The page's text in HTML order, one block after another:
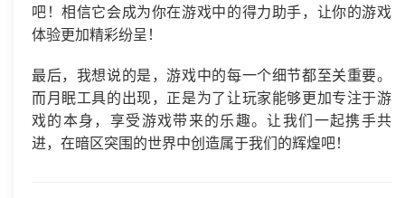
吧！相信它会成为你在游戏中的得力助手，让你的游戏
体验更加精彩纷呈！
最后，我想说的是，游戏中的每一个细节都至关重要。
而月眠工具的出现，正是为了让玩家能够更加专注于游
戏的本身，享受游戏带来的乐趣。让我们一起携手共
进，在暗区突围的世界中创造属于我们的辉煌吧！